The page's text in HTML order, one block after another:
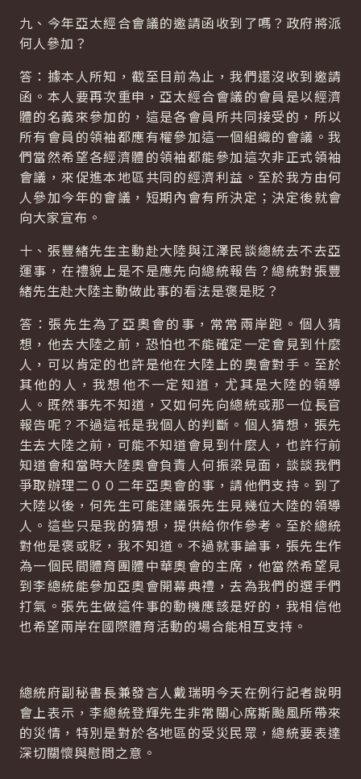
九、今年亞太經合會議的邀請函收到了嗎？政府將派
何人參加？
答：據本人所知，截至目前為止，我們還沒收到邀請
函。本人要再次重申，亞太經合會議的會員是以經濟
體的名義來參加的，這是各會員所共同接受的，所以
所有會員的領袖都應有權參加這一個組織的會議。我
們當然希望各經濟體的領袖都能參加這次非正式領袖
會議，來促進本地區共同的經濟利益。至於我方由何
人參加今年的會議，短期內會有所決定；決定後就會
向大家宣布。
十、張豐緒先生主動赴大陸與江澤民談總統去不去亞
運事，在禮貌上是不是應先向總統報告？總統對張豐
緒先生赴大陸主動做此事的看法是褒是貶？
答：張先生為了亞奧會的事，常常兩岸跑。個人猜
想，他去大陸之前，恐怕也不能確定一定會見到什麼
人，可以肯定的也許是他在大陸上的奧會對手。至於
其他的人，我想他不一定知道，尤其是大陸的領導
人。既然事先不知道，又如何先向總統或那一位長官
報告呢？不過這衹是我個人的判斷。個人猜想，張先
生去大陸之前，可能不知道會見到什麼人，也許行前
知道會和當時大陸奧會負責人何振梁見面，談談我們
爭取辦理二００二年亞奧會的事，請他們支持。到了
大陸以後，何先生可能建議張先生見幾位大陸的領導
人。這些只是我的猜想，提供給你作參考。至於總統
對他是褒或貶，我不知道。不過就事論事，張先生作
為一個民間體育團體中華奧會的主席，他當然希望見
到李總統能參加亞奧會開幕典禮，去為我們的選手們
打氣。張先生做這件事的動機應該是好的，我相信他
也希望兩岸在國際體育活動的場合能相互支持。
總統府副秘書長兼發言人戴瑞明今天在例行記者說明
會上表示，李總統登輝先生非常關心席斯颱風所帶來
的災情，特別是對於各地區的受災民眾，總統要表達
深切關懷與慰問之意。